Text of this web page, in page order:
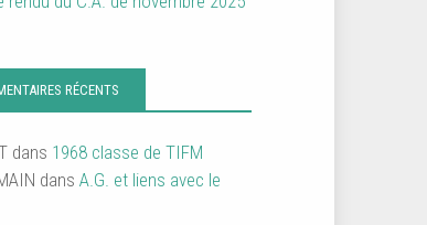
RÉCENTS
dans 1968 classe de TIFM
dansA.G. et liens avec le